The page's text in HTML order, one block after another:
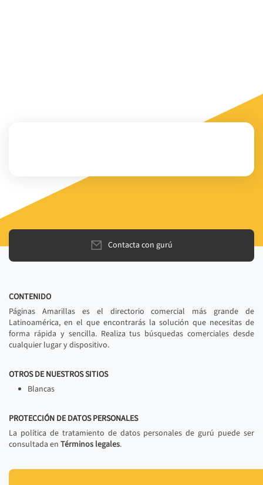
Contacta con gurú
CONTENIDO
Páginas Amarillas es el directorio comercial más grande de
Latinoamérica, en el que encontrarás la solución que necesitas de
forma rápida y sencilla. Realiza tus búsquedas comerciales desde
cualquier lugar y dispositivo.
OTROS DE NUESTROS SITIOS
Blancas
PROTECCIÓN DE DATOS PERSONALES
La política de tratamiento de datos personales de gurú puede ser
consultada en Términos legales.